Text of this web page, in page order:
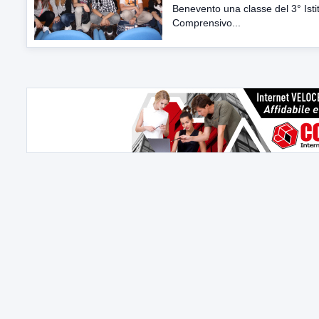
Benevento una classe del 3°
Comprensivo...